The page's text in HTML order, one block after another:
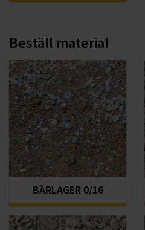
Beställ material
BÄRLAGER 0/16